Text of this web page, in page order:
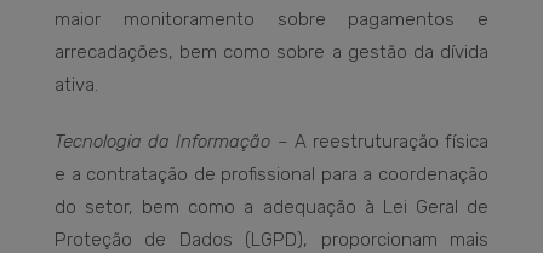
maior monitoramento sobre pagamentos e
arrecadações, bem como sobre a gestão da dívida
ativa.
Tecnologia da Informação – A reestruturação física
e a contratação de profissional para a coordenação
do setor, bem como a adequação à Lei Geral de
Proteção de Dados (LGPD), proporcionam mais